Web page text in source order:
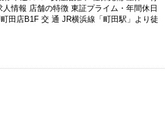
情報 店舗の特徴 東証プライム・年間休日
田店B1F 交 通 JR横浜線「町田駅」より徒